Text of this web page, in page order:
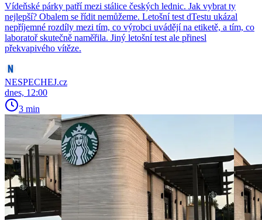
Vídeňské párky patří mezi stálice českých lednic. Jak vybrat ty
nejlepší? Obalem se řídit nemůžeme. Letošní test dTestu ukázal
nepříjemné rozdíly mezi tím, co výrobci uvádějí na etiketě, a tím, co
laboratoř skutečně naměřila. Jiný letošní test ale přinesl
překvapivého vítěze.
NESPECHEJ.cz
dnes, 12:00
3 min